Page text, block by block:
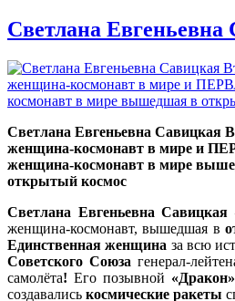
Светлана Евгеньевна
Светлана Евгеньевна Савицкая
женщина-космонавт в мире и
женщина-космонавт в мире
открытый космос
Светлана Евгеньевна Савицкая
женщина-космонавт, вышедшая в
Единственная женщина за всю
Советского Союза генерал-
самолёта! Его позывной «Дракон»
создавались космические ракеты